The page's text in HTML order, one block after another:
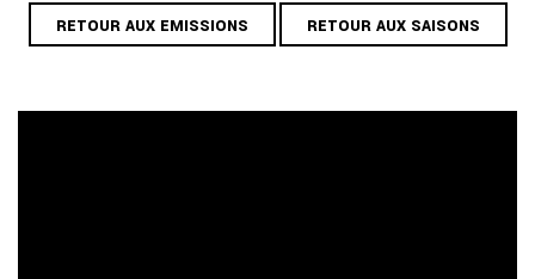
RETOUR AUX EMISSIONS RETOUR AUX SAISONS